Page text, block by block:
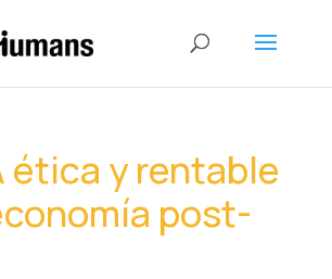
ética y rentable
post-